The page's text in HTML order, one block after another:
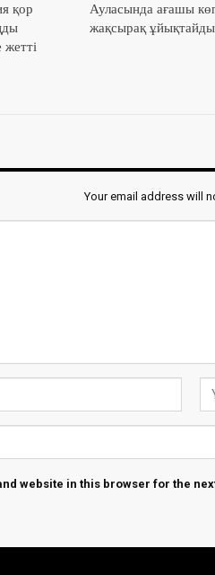
қор
жетті
Ауласында ағашы
жақсырақ ұйықтайды
Your email address will
website in this browser for the